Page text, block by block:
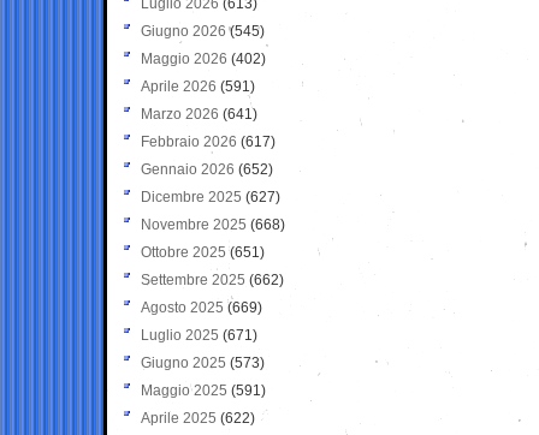
Luglio 2026 (613)
Giugno 2026 (545)
Maggio 2026 (402)
Aprile 2026 (591)
Marzo 2026 (641)
Febbraio 2026 (617)
Gennaio 2026 (652)
Dicembre 2025 (627)
Novembre 2025 (668)
Ottobre 2025 (651)
Settembre 2025 (662)
Agosto 2025 (669)
Luglio 2025 (671)
Giugno 2025 (573)
Maggio 2025 (591)
Aprile 2025 (622)